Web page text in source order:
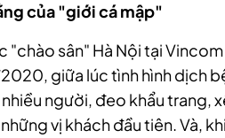
của "giới cá mập"
"chào sân" Hà Nội tại
giữa lúc tình hình dịch
người, đeo khẩu trang,
vị khách đầu tiên. Và,